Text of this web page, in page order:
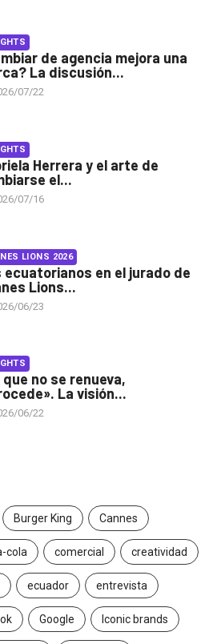
de agencia mejora una
La discusión...
07/22
Herrera y el arte de
el...
07/16
LIONS 2026
ecuatorianos en el jurado de
Lions...
06/23
que no se renueva,
La visión...
06/22
Burger King Cannes
cola comercial creatividad
ecuador entrevista
Google Iconic brands